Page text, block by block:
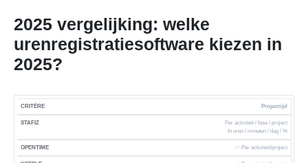
2025 vergelijking: welke
urenregistratiesoftware kiezen in
2025?
C
R
I
T
T
A
O
E
E
U
C
T
U
Projecttijd
Per activiteit / fase / project
In uren / minuten / dag / %
✅ Per activiteit/project